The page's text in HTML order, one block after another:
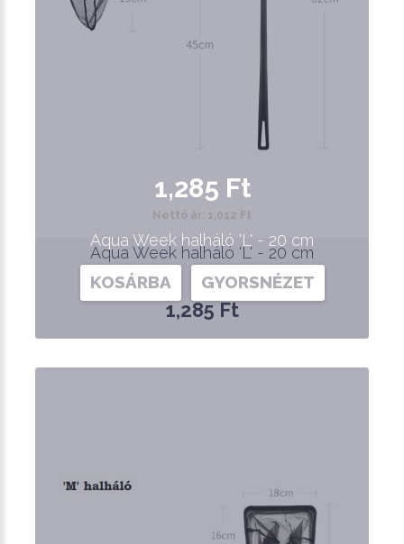
Aqua Week halháló 'L' - 20 cm
1,285 Ft
1,285 Ft
Nettó ár: 1,012 Ft
Aqua Week halháló 'L' - 20 cm
KOSÁRBA GYORSNÉZET